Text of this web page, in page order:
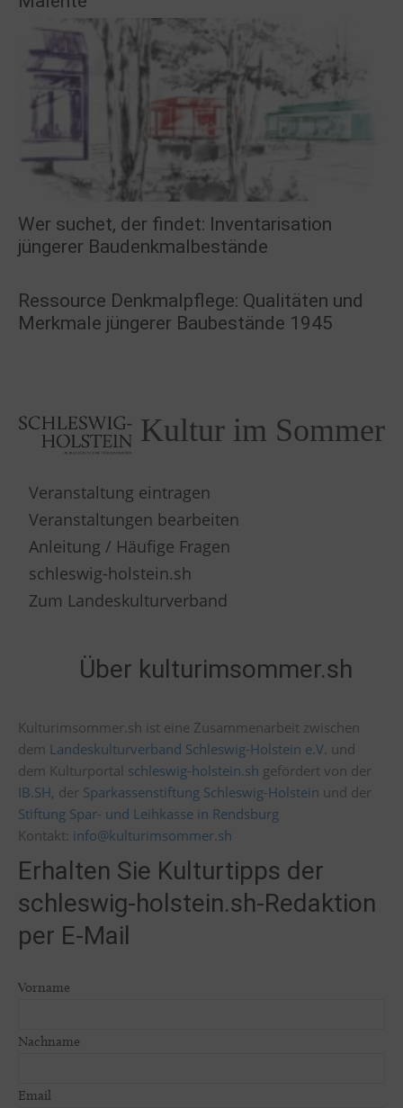
Wer suchet, der findet: Inventarisation
jüngerer Baudenkmalbestände
Ressource Denkmalpflege: Qualitäten und
Merkmale jüngerer Baubestände 1945
Kultur im Sommer
Veranstaltung eintragen
Veranstaltungen bearbeiten
Anleitung / Häufige Fragen
schleswig-holstein.sh
Zum Landeskulturverband
Über kulturimsommer.sh
Kulturimsommer.sh ist eine Zusammenarbeit zwischen
dem Landeskulturverband Schleswig-Holstein e.V. und
dem Kulturportal schleswig-holstein.sh gefördert von der
IB.SH, der Sparkassenstiftung Schleswig-Holstein und der
Stiftung Spar- und Leihkasse in Rendsburg
Kontakt: info@kulturimsommer.sh
Erhalten Sie Kulturtipps der
schleswig-holstein.sh-Redaktion
per E-Mail
Vorname
Nachname
Email